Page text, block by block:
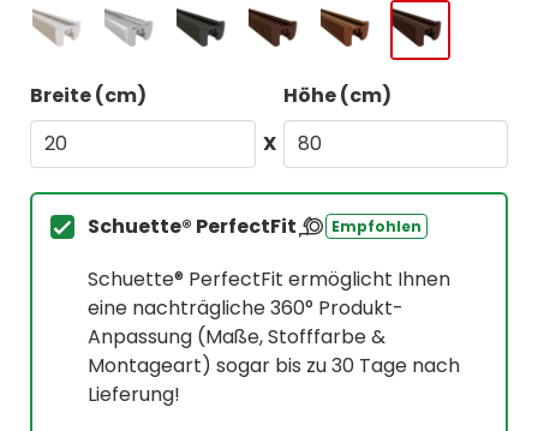
Breite (cm)
X
Höhe (cm)
Schuette® PerfectFit Empfohlen
Schuette® PerfectFit ermöglicht Ihnen
eine nachträgliche 360° Produkt-
Anpassung (Maße, Stofffarbe &
Montageart) sogar bis zu 30 Tage nach
Lieferung!